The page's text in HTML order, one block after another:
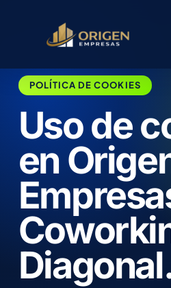
POLÍTICA DE COOKIES
Uso de
en